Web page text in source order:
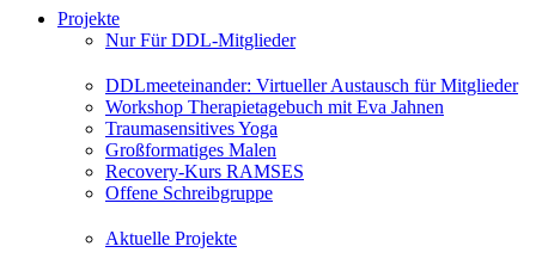
Projekte
Nur Für DDL-Mitglieder
DDLmeeteinander: Virtueller Austausch für Mitglieder
Workshop Therapietagebuch mit Eva Jahnen
Traumasensitives Yoga
Großformatiges Malen
Recovery-Kurs RAMSES
Offene Schreibgruppe
Aktuelle Projekte